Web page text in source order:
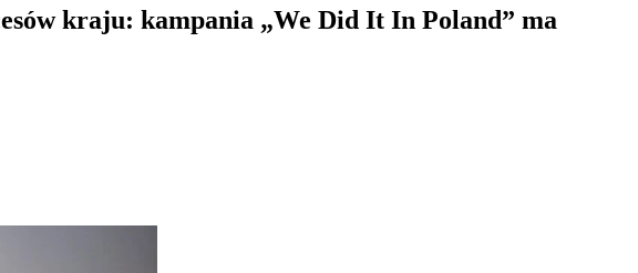
kraju: kampania „We Did It In Poland” ma